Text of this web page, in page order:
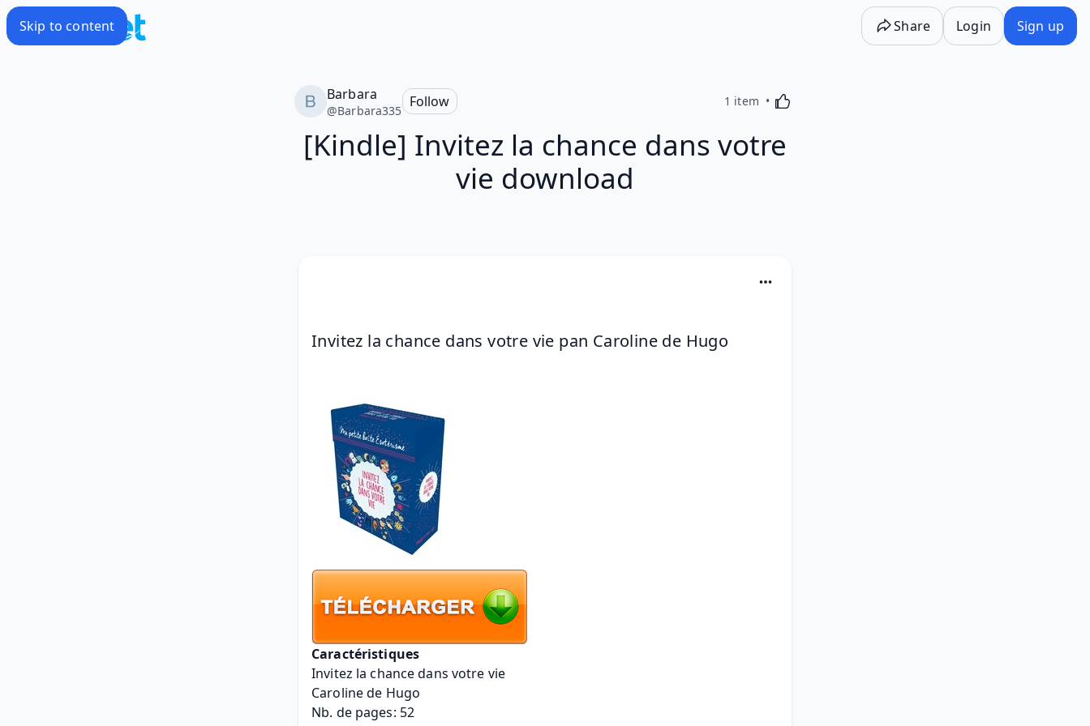
Skip to content Share Login Sign up
Barbara
@Barbara335
Follow 1 item Activating this element will cause content on the
[Kindle] Invitez la chance dans votre
vie download
Invitez la chance dans votre vie pan Caroline de Hugo
Caractéristiques
Invitez la chance dans votre vie
Caroline de Hugo
Nb. de pages: 52